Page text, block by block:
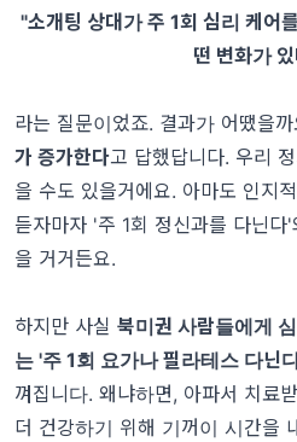
"소개팅 상대가 주 1회 심리 케어
떤 변화가
라는 질문이었죠. 결과가 어땠을
가 증가한다고 답했답니다. 우리
을 수도 있을거에요. 아마도 인지
듣자마자 '주 1회 정신과를 다닌
을 거거든요.
하지만 사실 북미권 사람들에게
는 '주 1회 요가나 필라테스 다닌
껴집니다. 왜냐하면, 아파서 치료
더 건강하기 위해 기꺼이 시간을